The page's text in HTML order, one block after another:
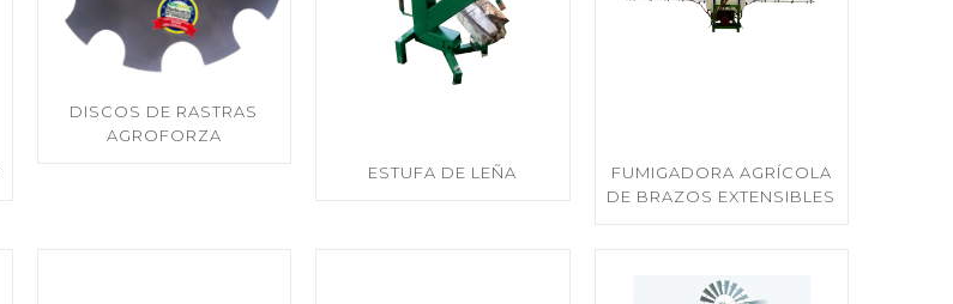
DISCOS DE RASTRAS
AGROFORZA
ESTUFA DE LEÑA
FUMIGADORA AGRÍCOLA
DE BRAZOS EXTENSIBLES